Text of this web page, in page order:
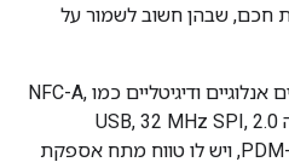
חכם, שבהן חשוב לשמור על
הוא כולל מגוון רחב של ממשקים אנלוגיים ודיגיטליים כמו NFC-A,
ADC, 12Mbps במהירות גבוהה 2.0 USB, 32 MHz SPI,
UART/SPI/TWI, PWM, I2S ו-PDM, ויש לו טווח מתח אספקת